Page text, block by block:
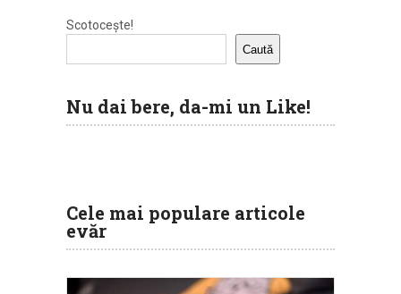
Scotocește!
Caută
Nu dai bere, da-mi un Like!
Cele mai populare articole
evăr